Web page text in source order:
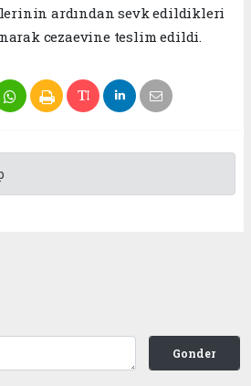
ardından sevk edildikleri
cezaevine teslim edildi.
Gonder